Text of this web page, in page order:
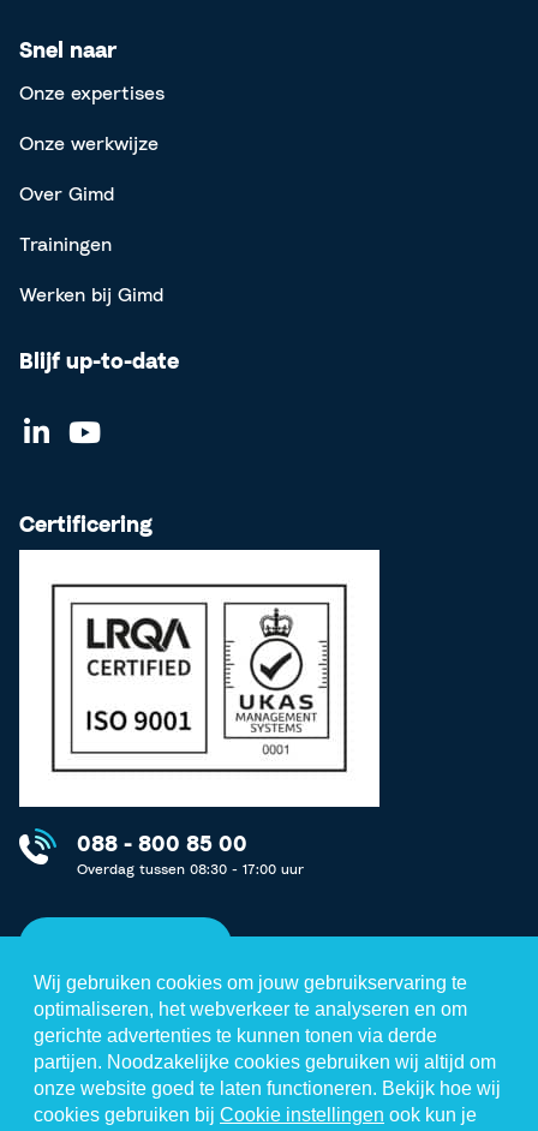
Snel naar
Onze expertises
Onze werkwijze
Over Gimd
Trainingen
Werken bij Gimd
Blijf up-to-date
Certificering
088 - 800 85 00
Overdag tussen 08:30 - 17:00 uur
Disclaimer
Privacystatement
Wij gebruiken cookies om jouw gebruikservaring te
optimaliseren, het webverkeer te analyseren en om
gerichte advertenties te kunnen tonen via derde
partijen. Noodzakelijke cookies gebruiken wij altijd om
onze website goed te laten functioneren. Bekijk hoe wij
cookies gebruiken bij Cookie instellingen ook kun je